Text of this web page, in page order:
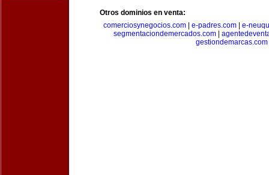
Otros dominios en venta:
comerciosynegocios.com| e-padres.com| e-
segmentaciondemercados.com
gestiondemarcas.com